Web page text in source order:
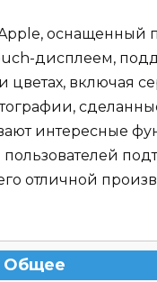
оснащенный
дисплеем,
цветах, включая
интересные
отличной
Общее